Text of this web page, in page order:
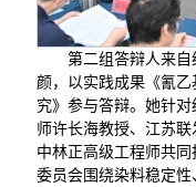
第二组答辩人来
颜，以实践成果《氰
究》参与答辩。她针
师许长海教授、江苏
中林正高级工程师共
委员会围绕染料稳定